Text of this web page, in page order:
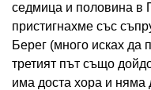
седмица и половина в
пристигнахме със
Берег (много исках да
третият път също
има доста хора и няма